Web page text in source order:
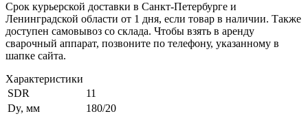
Срок курьерской доставки в Санкт-Петербурге и
Ленинградской области от 1 дня, если товар в наличии. Также
доступен самовывоз со склада. Чтобы взять в аренду
сварочный аппарат, позвоните по телефону, указанному в
шапке сайта.
Характеристики
SDR
11
Dy, мм
180/20